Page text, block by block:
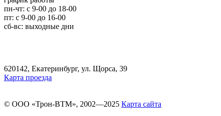
пн-чт: c 9-00 до 18-00
пт: с 9-00 до 16-00
сб-вс: выходные дни
620142, Екатеринбург, ул. Щорса, 39
Карта проезда
© ООО «Трон-ВТМ», 2002—2025 Карта сайта